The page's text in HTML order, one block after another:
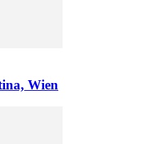
Wien